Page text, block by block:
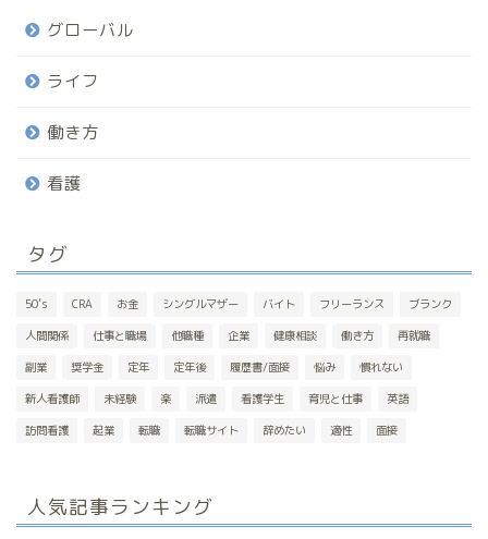
グローバル
ライフ
働き方
看護
タグ
50’s CRA お金 シングルマザー バイト フリーランス ブランク
人間関係 仕事と職場 他職種 企業 健康相談 働き方 再就職
副業 奨学金 定年 定年後 履歴書/面接 悩み 慣れない
新人看護師 未経験 楽 派遣 看護学生 育児と仕事 英語
訪問看護 起業 転職 転職サイト 辞めたい 適性 面接
人気記事ランキング